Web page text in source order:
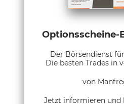
Optionsscheine-
Der Börsendienst
Die besten Trades in
von
Jetzt informieren und